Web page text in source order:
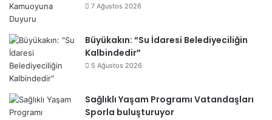
7 Ağustos 2026
Büyükakın: “Su İdaresi Belediyeciliğin
Kalbindedir”
5 Ağustos 2026
Sağlıklı Yaşam Programı Vatandaşları
Sporla buluşturuyor